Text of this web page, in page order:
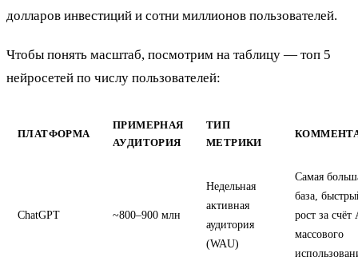
долларов инвестиций и сотни миллионов пользователей.
Чтобы понять масштаб, посмотрим на таблицу — топ 5
нейросетей по числу пользователей:
ПЛАТФОРМА
ПРИМЕРНАЯ
АУДИТОРИЯ
ТИП
МЕТРИКИ
ChatGPT ~800–900 млн
Недельная
активная
аудитория
(WAU)
Самая
база,
рост за счёт
массового